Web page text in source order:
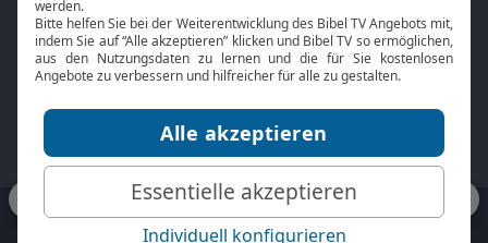
Über uns
Jobs
Mediadaten
Kontakt
TV-Empfang
bibeltv.de: Impressum
Datenschutz
Nutzungsbedingungen
Fakten Bibel TV App